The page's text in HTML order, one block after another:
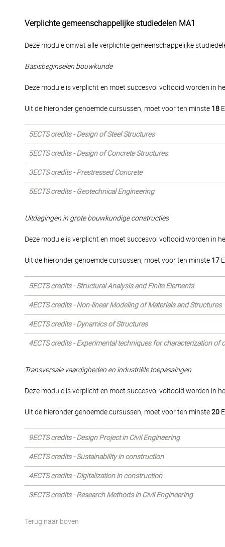
Verplichte gemeenschappelijke studiedelen MA1
Deze module omvat alle verplichte gemeenschappelijke
Basisbeginselen bouwkunde
Deze module is verplicht en moet succesvol voltooid worden in
Uit de hieronder genoemde cursussen, moet voor ten minste 18
5ECTS credits - Design of Steel Structures
5ECTS credits - Design of Concrete Structures
3ECTS credits - Prestressed Concrete
5ECTS credits - Geotechnical Engineering
Uitdagingen in grote bouwkundige constructies
Deze module is verplicht en moet succesvol voltooid worden in
Uit de hieronder genoemde cursussen, moet voor ten minste 17
5ECTS credits - Structural Analysis and Finite Elements
4ECTS credits - Non-linear Modeling of Materials and Structures
4ECTS credits - Dynamics of Structures
4ECTS credits - Experimental techniques for characterization of
Transversale vaardigheden en industriële toepassingen
Deze module is verplicht en moet succesvol voltooid worden in
Uit de hieronder genoemde cursussen, moet voor ten minste20
9ECTS credits - Design Project in Civil Engineering
4ECTS credits - Sustainability in construction
4ECTS credits - Digitalization in construction
3ECTS credits - Research Methods in Civil Engineering
Terug naar boven